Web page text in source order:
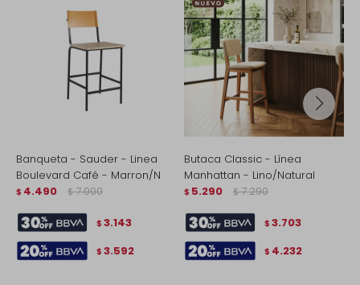
Banqueta - Sauder - Linea
Boulevard Café - Marron/N
$ 4.490 $ 7.000
$ 3.143
$ 3.592
Butaca Classic - Línea
Manhattan - Lino/Natural
$ 5.290 $ 7.290
$ 3.703
$ 4.232